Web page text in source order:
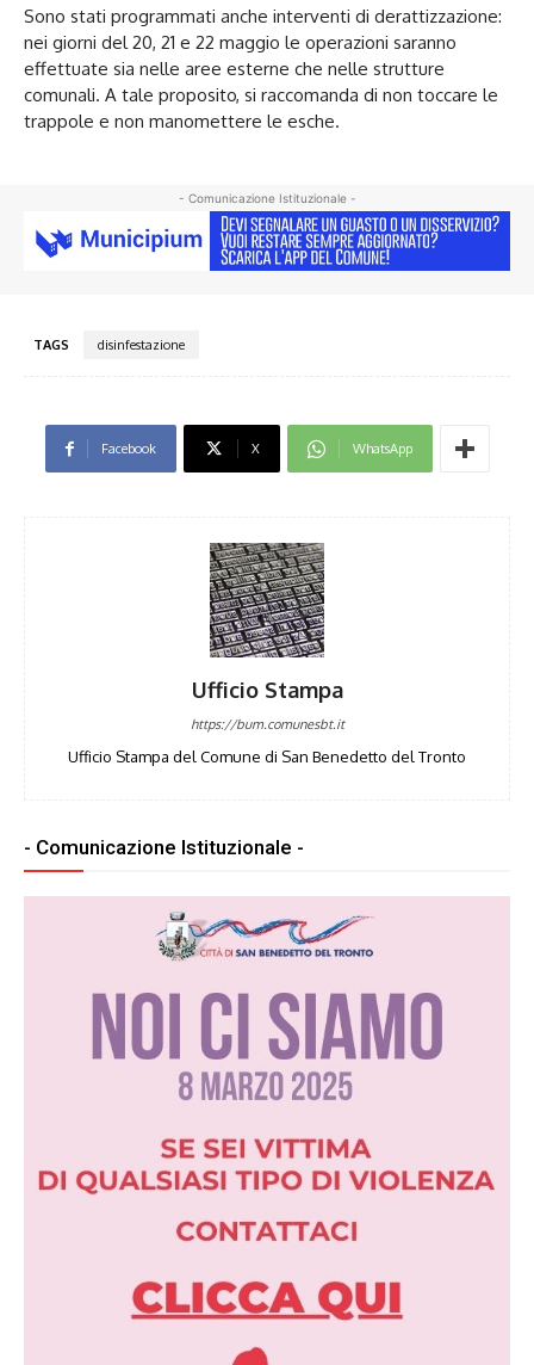
Sono stati programmati anche interventi di derattizzazione:
nei giorni del 20, 21 e 22 maggio le operazioni saranno
effettuate sia nelle aree esterne che nelle strutture
comunali. A tale proposito, si raccomanda di non toccare le
trappole e non manomettere le esche.
- Comunicazione Istituzionale -
TAGS disinfestazione
Facebook X WhatsApp
Ufficio Stampa
https://bum.comunesbt.it
Ufficio Stampa del Comune di San Benedetto del Tronto
- Comunicazione Istituzionale -